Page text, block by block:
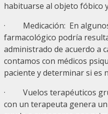
habituarse al objeto fóbico
· Medicación: En
farmacológico podría
administrado de acuerdo a
contamos con médicos
paciente y determinar si es
· Vuelos terapéuticos
con un terapeuta genera